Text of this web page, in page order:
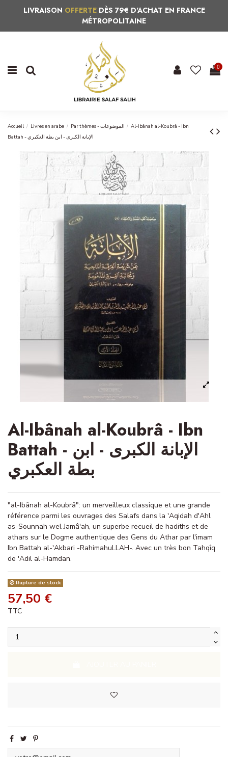
LIVRAISON OFFERTEDÈS 79€ D'ACHAT EN FRANCE
MÉTROPOLITAINE
0
Accueil Livres en arabe Par thèmes - الموضوعات
Al-Ibânah al-Koubrâ - Ibn
Battah - الإبانة الكبرى - ابن بطة العكبري
Al-Ibânah al-Koubrâ - Ibn
Battah - الإبانة الكبرى - ابن
بطة العكبري
"al-Ibânah al-Koubrâ": un merveilleux classique et une grande
référence parmi les ouvrages des Salafs dans la 'Aqidah d'Ahl
as-Sounnah wel Jamâ'ah, un superbe recueil de hadiths et de
athars sur le Dogme authentique des Gens du Athar par l'imam
Ibn Battah al-'Akbari -RahimahuLLAH-. Avec un très bon Tahqîq
de 'Adil al-Hamdan.
Rupture de stock
57,50 €
TTC